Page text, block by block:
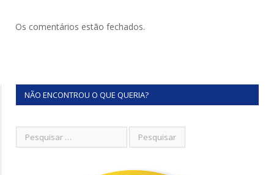
Os comentários estão fechados.
NÃO ENCONTROU O QUE QUERIA?